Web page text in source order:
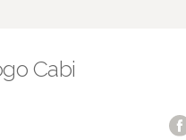
Cabi